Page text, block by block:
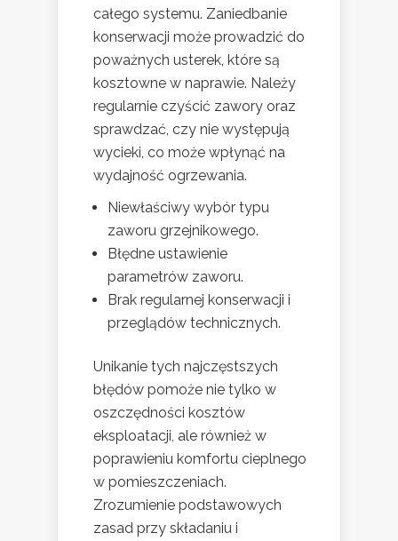
całego systemu. Zaniedbanie
konserwacji może prowadzić do
poważnych usterek, które są
kosztowne w naprawie. Należy
regularnie czyścić zawory oraz
sprawdzać, czy nie występują
wycieki, co może wpłynąć na
wydajność ogrzewania.
Niewłaściwy wybór typu
zaworu grzejnikowego.
Błędne ustawienie
parametrów zaworu.
Brak regularnej konserwacji i
przeglądów technicznych.
Unikanie tych najczęstszych
błędów pomoże nie tylko w
oszczędności kosztów
eksploatacji, ale również w
poprawieniu komfortu cieplnego
w pomieszczeniach.
Zrozumienie podstawowych
zasad przy składaniu i